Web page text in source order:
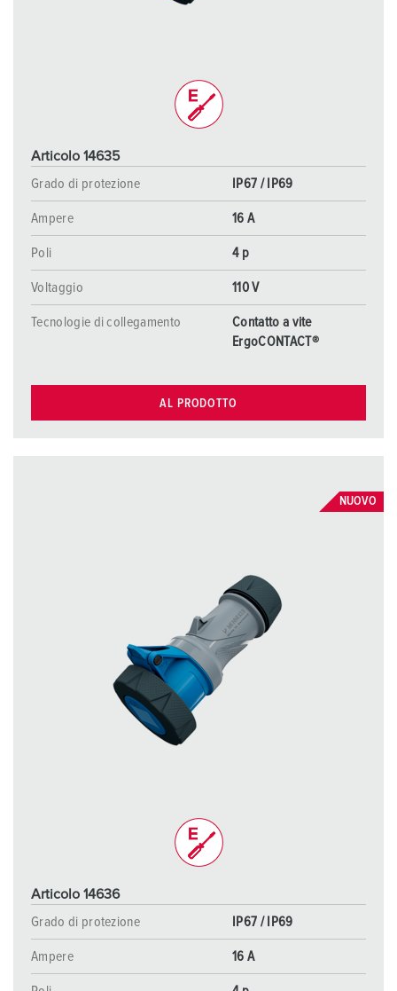
Articolo 14635
Grado di protezione
IP67 / IP69
Ampere 16 A
Poli 4 p
Voltaggio 110 V
Tecnologie di collegamento
Contatto a vite
ErgoCONTACT®
AL PRODOTTO
NUOVO
Articolo 14636
Grado di protezione
IP67 / IP69
Ampere 16 A